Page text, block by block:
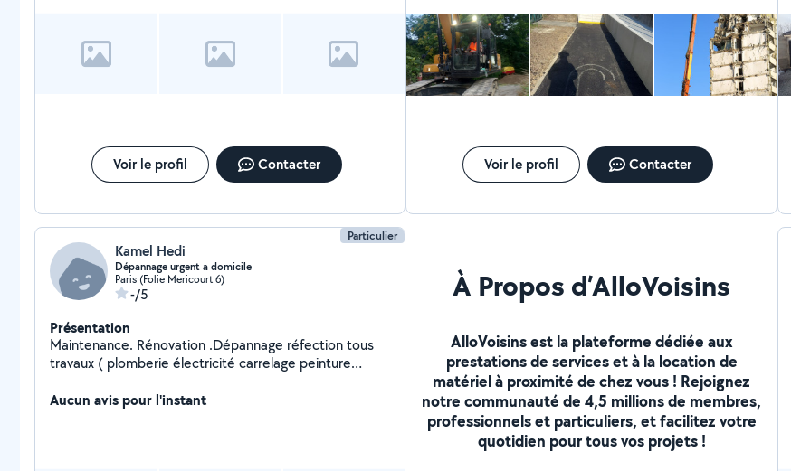
Voir le profil Contacter
7j/7 (selon demande). - Équipe expérimentée & travail
soigné. Contactez-nous dès maintenant pour un devis
gratuit !*
Voir le profil Contacter
Particulier
Kamel Hedi
Dépannage urgent a domicile
Paris (Folie Mericourt 6)
-/5
Présentation
Maintenance. Rénovation .Dépannage réfection tous
travaux ( plomberie électricité carrelage peinture
de dépannage urgent recherche de panne ou des
Aucun avis pour l'instant
À Propos d’AlloVoisins
AlloVoisins est la plateforme dédiée aux
prestations de services et à la location de
matériel à proximité de chez vous ! Rejoignez
notre communauté de 4,5 millions de membres,
professionnels et particuliers, et facilitez votre
quotidien pour tous vos projets !